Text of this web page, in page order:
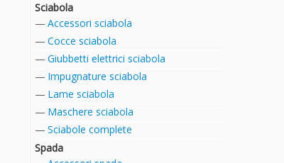
Sciabola
Accessori sciabola
Cocce sciabola
Giubbetti elettrici sciabola
Impugnature sciabola
Lame sciabola
Maschere sciabola
Sciabole complete
Spada